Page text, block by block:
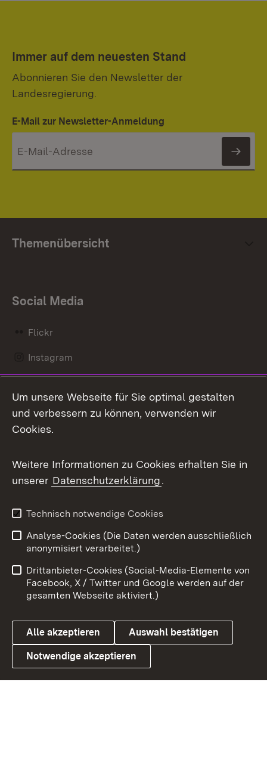
Immer auf dem neuesten Stand
Abonnieren Sie den Newsletter der
Landesregierung.
E-Mail zur Newsletter-Anmeldung
Themenübersicht
Social Media
Flickr
Instagram
Mastodon
Messenger
Social Wall
X / Twitter
Youtube
Link zum Landesportal
Benutzungshinweise
Barrierefreiheit
Datenschutz
Cookies
Um unsere Webseite für Sie optimal gestalten
und verbessern zu können, verwenden wir
Cookies.
Weitere Informationen zu Cookies erhalten Sie in
unserer Datenschutzerklärung.
Technisch notwendige Cookies
Analyse-Cookies (Die Daten werden ausschließlich
anonymisiert verarbeitet.)
Drittanbieter-Cookies (Social-Media-Elemente von
Facebook, X / Twitter und Google werden auf der
gesamten Webseite aktiviert.)
Alle akzeptieren Auswahl bestätigen
Notwendige akzeptieren